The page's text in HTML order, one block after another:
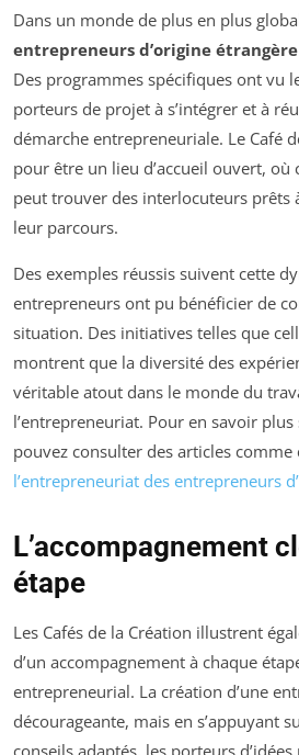
Dans un monde de plus en plus
entrepreneurs d’origine étrangère
Des programmes spécifiques ont vu
porteurs de projet à s’intégrer et à
démarche entrepreneuriale. Le Café
pour être un lieu d’accueil ouvert,
peut trouver des interlocuteurs prêts
leur parcours.
Des exemples réussis suivent cette
entrepreneurs ont pu bénéficier de
situation. Des initiatives telles que
montrent que la diversité des
véritable atout dans le monde du
l’entrepreneuriat. Pour en savoir
pouvez consulter des articles comme
l’entrepreneuriat des entrepreneurs
L’accompagnement
étape
Les Cafés de la Création illustrent
d’un accompagnement à chaque
entrepreneurial. La création d’une
décourageante, mais en s’appuyant
conseils adaptés, les porteurs